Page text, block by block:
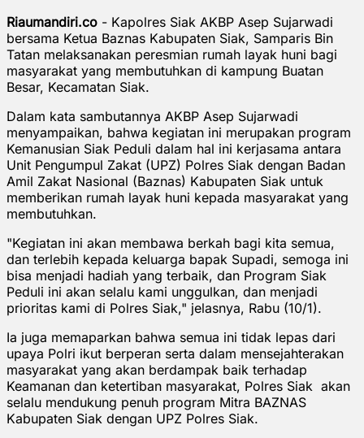
Riaumandiri.co - Kapolres Siak AKBP Asep Sujarwadi
bersama Ketua Baznas Kabupaten Siak, Samparis Bin
Tatan melaksanakan peresmian rumah layak huni bagi
masyarakat yang membutuhkan di kampung Buatan
Besar, Kecamatan Siak.
Dalam kata sambutannya AKBP Asep Sujarwadi
menyampaikan, bahwa kegiatan ini merupakan program
Kemanusian Siak Peduli dalam hal ini kerjasama antara
Unit Pengumpul Zakat (UPZ) Polres Siak dengan Badan
Amil Zakat Nasional (Baznas) Kabupaten Siak untuk
memberikan rumah layak huni kepada masyarakat yang
membutuhkan.
"Kegiatan ini akan membawa berkah bagi kita semua,
dan terlebih kepada keluarga bapak Supadi, semoga ini
bisa menjadi hadiah yang terbaik, dan Program Siak
Peduli ini akan selalu kami unggulkan, dan menjadi
prioritas kami di Polres Siak," jelasnya, Rabu (10/1).
Ia juga memaparkan bahwa semua ini tidak lepas dari
upaya Polri ikut berperan serta dalam mensejahterakan
masyarakat yang akan berdampak baik terhadap
Keamanan dan ketertiban masyarakat, Polres Siak akan
selalu mendukung penuh program Mitra BAZNAS
Kabupaten Siak dengan UPZ Polres Siak.